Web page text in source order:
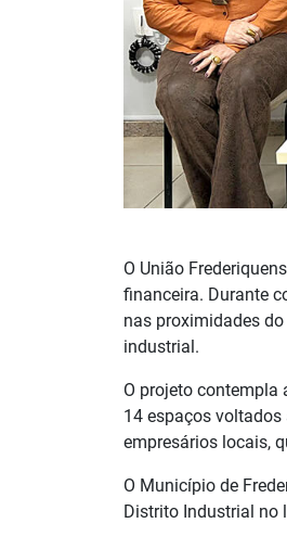
O União
financeira. Durante
nas proximidades
industrial.
O projeto contempla
14 espaços
empresários locais,
O Município de
Distrito Industrial no